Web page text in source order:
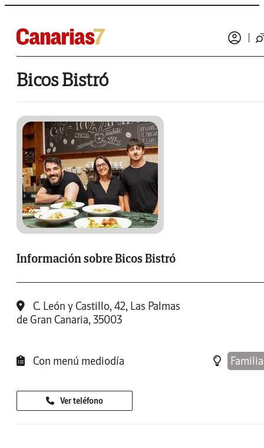
Bicos Bistró
Información sobre Bicos Bistró
C. León y Castillo, 42, Las Palmas
de Gran Canaria, 35003
Con menú mediodía
Ver teléfono